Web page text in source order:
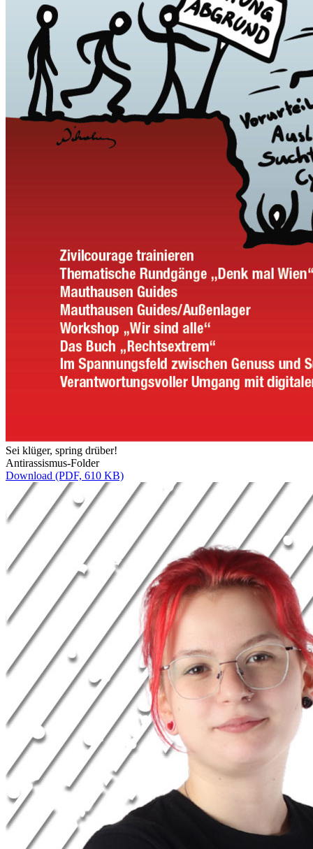
Sei klüger, spring drüber!
Antirassismus-Folder
Download (PDF, 610 KB)